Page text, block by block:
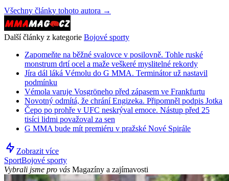
Všechny články tohoto autora →
Další články z kategorie Bojové sporty
Zapomeňte na běžné svalovce v posilovně. Tohle ruské
monstrum drtí ocel a maže veškeré myslitelné rekordy
Jíra dál láká Vémolu do G MMA. Terminátor už nastavil
podmínku
Vémola varuje Vosgröneho před zápasem ve Frankfurtu
Novotný odmítá, že chrání Engizeka. Připomněl podpis Jotka
Čepo po prohře v UFC neskrýval emoce. Nástup před 25
tisíci lidmi považoval za sen
G MMA bude mít premiéru v pražské Nové Spirále
Zobrazit více
SportBojové sporty
Vybrali jsme pro vás Magazíny a zajímavosti